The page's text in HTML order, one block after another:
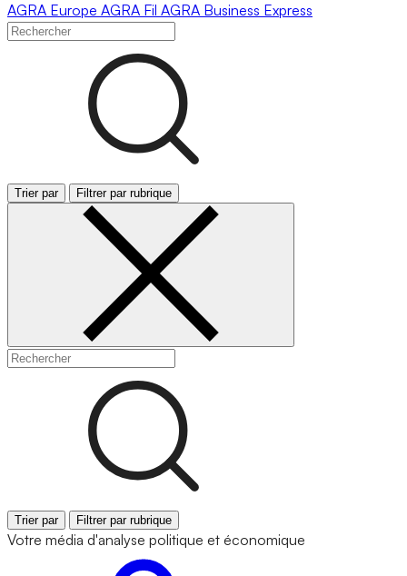
AGRA Europe AGRA Fil AGRA Business Express
Trier par Filtrer par rubrique
Trier par Filtrer par rubrique
Votre média d'analyse politique et économique